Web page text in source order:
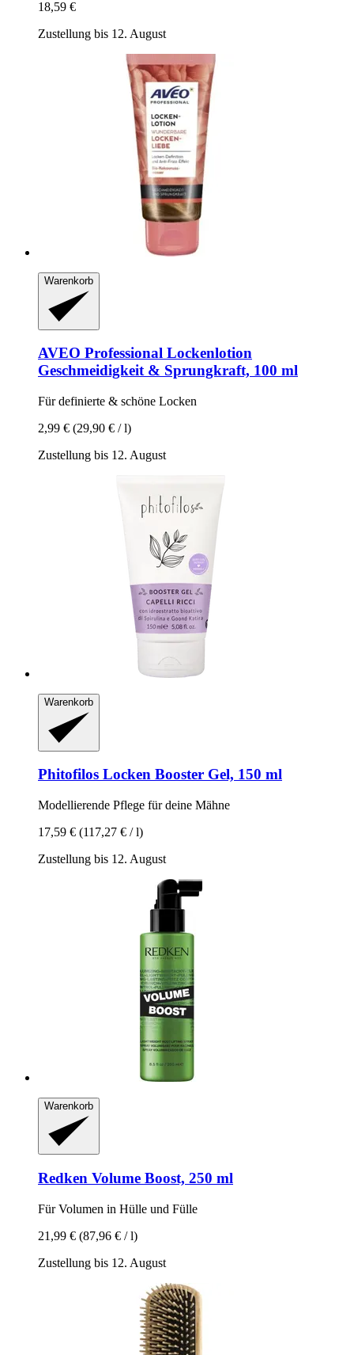
18,59 €
Zustellung bis 12. August
Warenkorb
AVEO Professional Lockenlotion
Geschmeidigkeit & Sprungkraft, 100 ml
Für definierte & schöne Locken
2,99 € (29,90 € / l)
Zustellung bis 12. August
Warenkorb
Phitofilos Locken Booster Gel, 150 ml
Modellierende Pflege für deine Mähne
17,59 € (117,27 € / l)
Zustellung bis 12. August
Warenkorb
Redken Volume Boost, 250 ml
Für Volumen in Hülle und Fülle
21,99 € (87,96 € / l)
Zustellung bis 12. August